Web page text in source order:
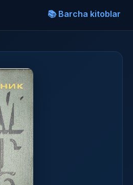
📚 Barcha kitoblar